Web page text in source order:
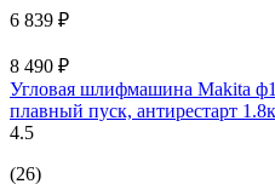
6 839 ₽
8 490 ₽
Угловая шлифмашина Makita
плавный пуск, антирестарт
4.5
(26)